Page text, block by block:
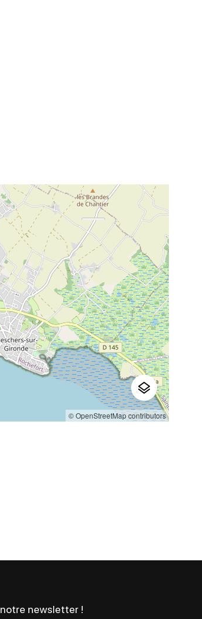
© OpenStreetMap contributors
newsletter !